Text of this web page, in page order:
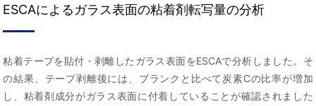
ESCAによるガラス表面の粘着剤転写量の分析
粘着テープを貼付・剥離したガラス表面をESCAで分析しました。そ
の結果、テープ剥離後には、ブランクと比べて炭素Cの比率が増加
し、粘着剤成分がガラス表面に付着していることが確認されました